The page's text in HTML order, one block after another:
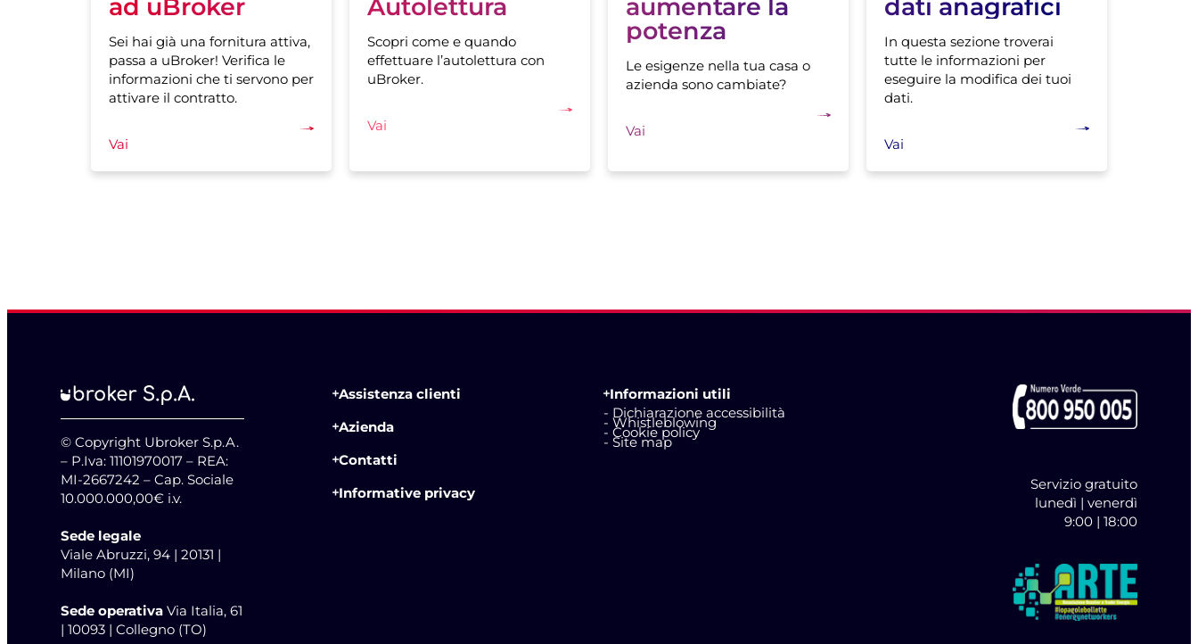
ad uBroker
Sei hai già una fornitura attiva,
passa a uBroker! Verifica le
informazioni che ti servono per
attivare il contratto.
Vai
Autolettura
Scopri come e quando
effettuare l’autolettura con
uBroker.
Vai
aumentare la
potenza
Le esigenze nella tua casa o
azienda sono cambiate?
Vai
dati anagrafici
In questa sezione troverai
tutte le informazioni per
eseguire la modifica dei tuoi
dati.
Vai
© Copyright Ubroker S.p.A.
– P.Iva: 11101970017 – REA:
MI-2667242 – Cap. Sociale
10.000.000,00€ i.v.
Sede legale
Viale Abruzzi, 94 | 20131 |
Milano (MI)
Sede operativa Via Italia, 61
| 10093 | Collegno (TO)
Assistenza clienti
Azienda
Contatti
Informative privacy
Informazioni utili
- Dichiarazione accessibilità
- Whistleblowing
- Cookie policy
- Site map
Servizio gratuito
lunedì | venerdì
9:00 | 18:00